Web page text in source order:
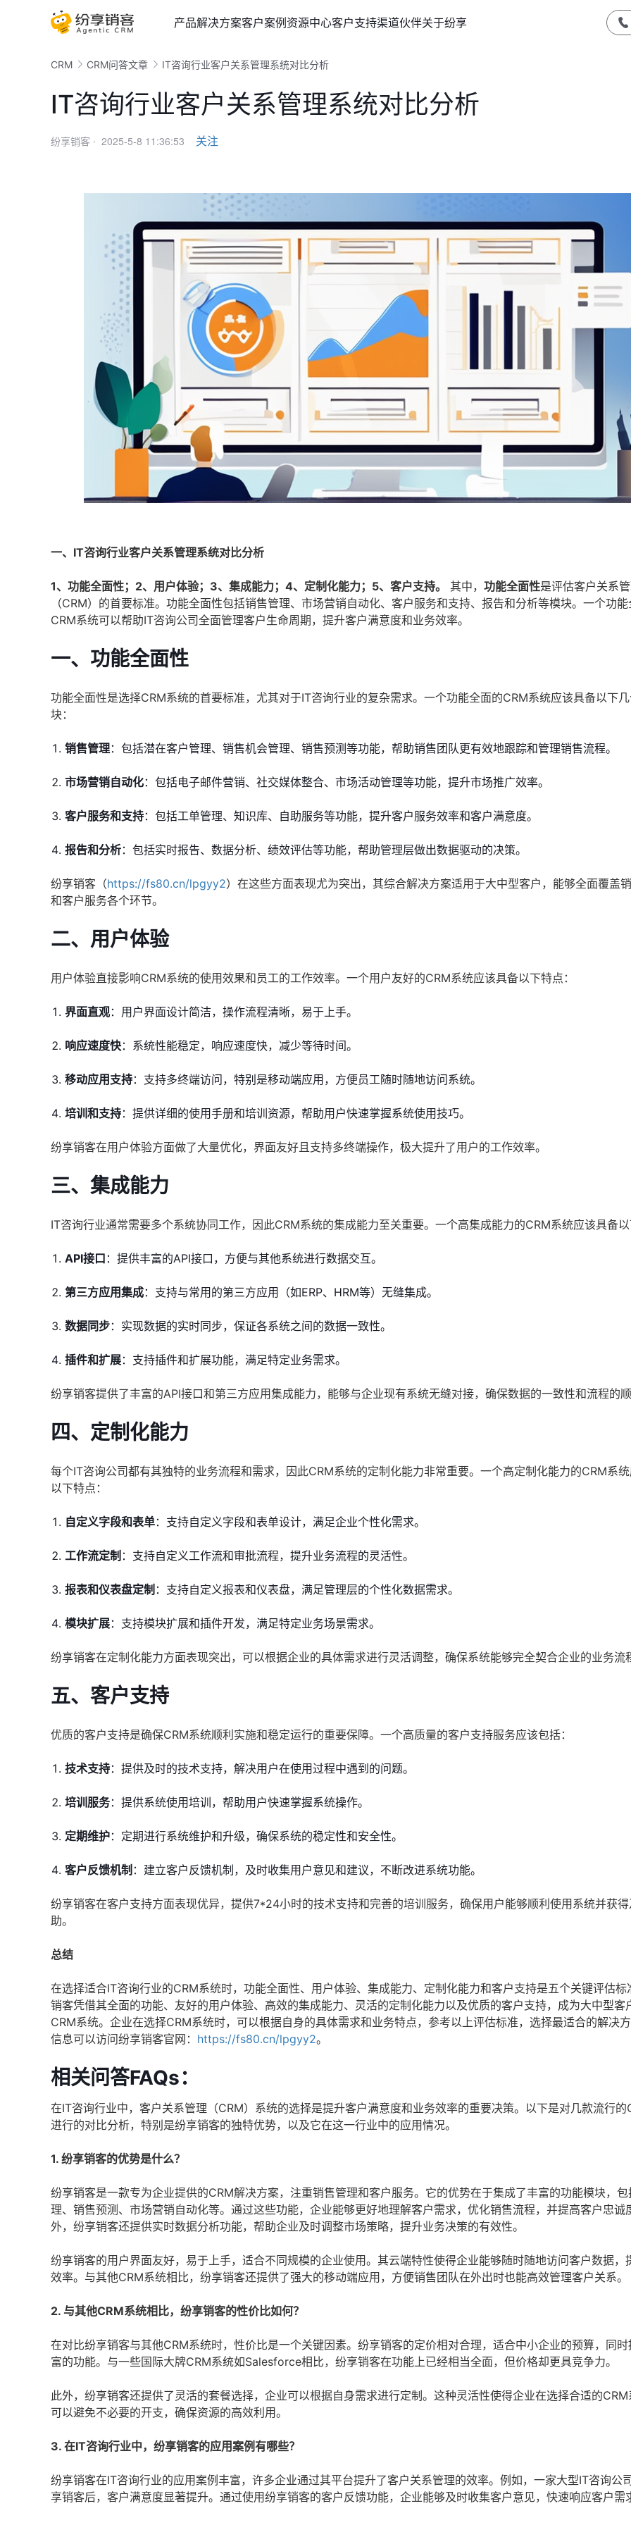
产品解决方案客户案例资源中心客户支持渠道伙伴关于纷享
CRM CRM问答文章 IT咨询行业客户关系管理系统对比分析
IT咨询行业客户关系管理系统对比分析
纷享销客 · 2025-5-8 11:36:53 关注
一、IT咨询行业客户关系管理系统对比分析
1、功能全面性；2、用户体验；3、集成能力；4、定制化能力；5、客户支持。 其中， 功能全面性是评估客户关系
（CRM）的首要标准。功能全面性包括销售管理、市场营销自动化、客户服务和支持、报告和分析等模块。一个功
CRM系统可以帮助IT咨询公司全面管理客户生命周期，提升客户满意度和业务效率。
一、功能全面性
功能全面性是选择CRM系统的首要标准，尤其对于IT咨询行业的复杂需求。一个功能全面的CRM系统应该具备以下
块：
销售管理：包括潜在客户管理、销售机会管理、销售预测等功能，帮助销售团队更有效地跟踪和管理销售流程。
市场营销自动化：包括电子邮件营销、社交媒体整合、市场活动管理等功能，提升市场推广效率。
客户服务和支持：包括工单管理、知识库、自助服务等功能，提升客户服务效率和客户满意度。
报告和分析：包括实时报告、数据分析、绩效评估等功能，帮助管理层做出数据驱动的决策。
纷享销客（https://fs80.cn/lpgyy2）在这些方面表现尤为突出，其综合解决方案适用于大中型客户，能够全面覆盖
和客户服务各个环节。
二、用户体验
用户体验直接影响CRM系统的使用效果和员工的工作效率。一个用户友好的CRM系统应该具备以下特点：
界面直观：用户界面设计简洁，操作流程清晰，易于上手。
响应速度快：系统性能稳定，响应速度快，减少等待时间。
移动应用支持：支持多终端访问，特别是移动端应用，方便员工随时随地访问系统。
培训和支持：提供详细的使用手册和培训资源，帮助用户快速掌握系统使用技巧。
纷享销客在用户体验方面做了大量优化，界面友好且支持多终端操作，极大提升了用户的工作效率。
三、集成能力
IT咨询行业通常需要多个系统协同工作，因此CRM系统的集成能力至关重要。一个高集成能力的CRM系统应该具备
API接口 ：提供丰富的API接口，方便与其他系统进行数据交互。
第三方应用集成：支持与常用的第三方应用（如ERP、HRM等）无缝集成。
数据同步：实现数据的实时同步，保证各系统之间的数据一致性。
插件和扩展：支持插件和扩展功能，满足特定业务需求。
纷享销客提供了丰富的API接口和第三方应用集成能力，能够与企业现有系统无缝对接，确保数据的一致性和流程的
四、定制化能力
每个IT咨询公司都有其独特的业务流程和需求，因此CRM系统的定制化能力非常重要。一个高定制化能力的CRM系
以下特点：
自定义字段和表单：支持自定义字段和表单设计，满足企业个性化需求。
工作流定制 ：支持自定义工作流和审批流程，提升业务流程的灵活性。
报表和仪表盘定制 ：支持自定义报表和仪表盘，满足管理层的个性化数据需求。
模块扩展：支持模块扩展和插件开发，满足特定业务场景需求。
纷享销客在定制化能力方面表现突出，可以根据企业的具体需求进行灵活调整，确保系统能够完全契合企业的业务流
五、客户支持
优质的客户支持是确保CRM系统顺利实施和稳定运行的重要保障。一个高质量的客户支持服务应该包括：
技术支持：提供及时的技术支持，解决用户在使用过程中遇到的问题。
培训服务：提供系统使用培训，帮助用户快速掌握系统操作。
定期维护：定期进行系统维护和升级，确保系统的稳定性和安全性。
客户反馈机制 ：建立客户反馈机制，及时收集用户意见和建议，不断改进系统功能。
纷享销客在客户支持方面表现优异，提供7*24小时的技术支持和完善的培训服务，确保用户能够顺利使用系统并获
助。
总结
在选择适合IT咨询行业的CRM系统时，功能全面性、用户体验、集成能力、定制化能力和客户支持是五个关键评估标
销客凭借其全面的功能、友好的用户体验、高效的集成能力、灵活的定制化能力以及优质的客户支持，成为大中型客
CRM系统。企业在选择CRM系统时，可以根据自身的具体需求和业务特点，参考以上评估标准，选择最适合的解决
信息可以访问纷享销客官网： https://fs80.cn/lpgyy2。
相关问答FAQs：
在IT咨询行业中，客户关系管理（CRM）系统的选择是提升客户满意度和业务效率的重要决策。以下是对几款流行的
进行的对比分析，特别是纷享销客的独特优势，以及它在这一行业中的应用情况。
1. 纷享销客的优势是什么？
纷享销客是一款专为企业提供的CRM解决方案，注重销售管理和客户服务。它的优势在于集成了丰富的功能模块，
理、销售预测、市场营销自动化等。通过这些功能，企业能够更好地理解客户需求，优化销售流程，并提高客户忠诚
外，纷享销客还提供实时数据分析功能，帮助企业及时调整市场策略，提升业务决策的有效性。
纷享销客的用户界面友好，易于上手，适合不同规模的企业使用。其云端特性使得企业能够随时随地访问客户数据，
效率。与其他CRM系统相比，纷享销客还提供了强大的移动端应用，方便销售团队在外出时也能高效管理客户关系。
2. 与其他CRM系统相比，纷享销客的性价比如何？
在对比纷享销客与其他CRM系统时，性价比是一个关键因素。纷享销客的定价相对合理，适合中小企业的预算，同
富的功能。与一些国际大牌CRM系统如Salesforce相比，纷享销客在功能上已经相当全面，但价格却更具竞争力。
此外，纷享销客还提供了灵活的套餐选择，企业可以根据自身需求进行定制。这种灵活性使得企业在选择合适的
可以避免不必要的开支，确保资源的高效利用。
3. 在IT咨询行业中，纷享销客的应用案例有哪些？
纷享销客在IT咨询行业的应用案例丰富，许多企业通过其平台提升了客户关系管理的效率。例如，一家大型IT咨询公
享销客后，客户满意度显著提升。通过使用纷享销客的客户反馈功能，企业能够及时收集客户意见，快速响应客户需